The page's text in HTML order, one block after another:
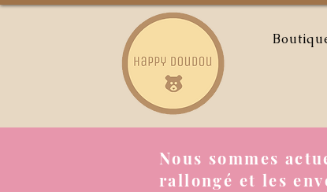
Nous sommes
rallongé et les